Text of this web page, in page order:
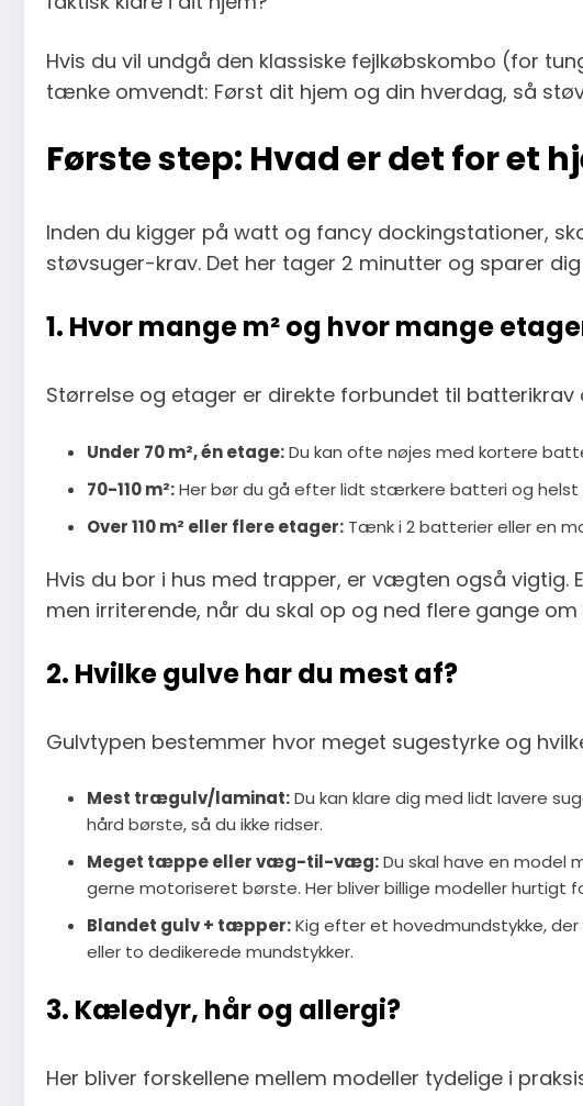
Hvis du vil undgå den klassiske fejlkøbskombo (for
tænke omvendt: Først dit hjem og din hverdag, så
Første step: Hvad er det for et
Inden du kigger på watt og fancy dockingstationer,
støvsuger-krav. Det her tager 2 minutter og sparer
1. Hvor mange m² og hvor mange
Størrelse og etager er direkte forbundet til
Under 70 m², én etage:Du kan ofte nøjes med kortere
70-110 m²:Her bør du gå efter lidt stærkere batteri og
Over 110 m² eller flere etager:Tænk i 2 batterier eller en
Hvis du bor i hus med trapper, er vægten også vigtig.
men irriterende, når du skal op og ned flere gange om
2. Hvilke gulve har du mest af?
Gulvtypen bestemmer hvor meget sugestyrke og
Mest trægulv/laminat:Du kan klare dig med lidt lavere
hård børste, så du ikke ridser.
Meget tæppe eller væg-til-væg:Du skal have en model
gerne motoriseret børste. Her bliver billige modeller hurtigt
Blandet gulv + tæpper:Kig efter et hovedmundstykke,
eller to dedikerede mundstykker.
3. Kæledyr, hår og allergi?
Her bliver forskellene mellem modeller tydelige i